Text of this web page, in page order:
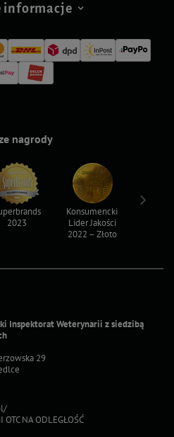
informacje
Inspektorat Weterynarii z siedzibą
29
NA ODLEGŁOŚĆ
nagrody
2023
Konsumencki
Lider Jakości
2022 – Złoto